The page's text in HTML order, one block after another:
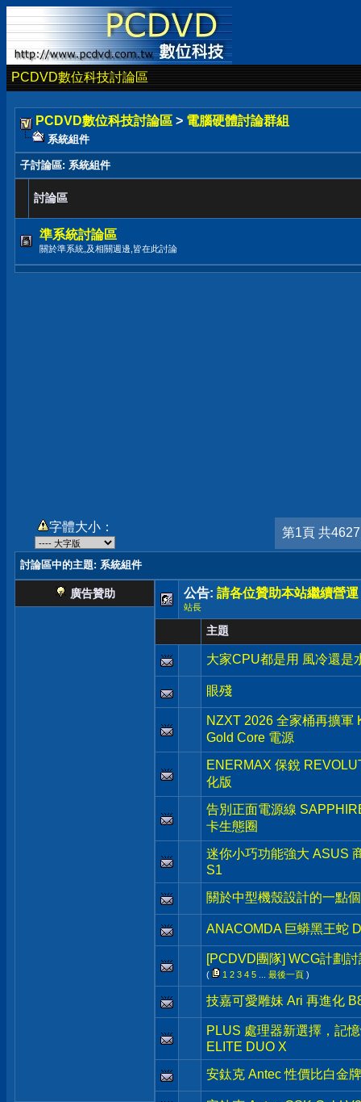
PCDVD數位科技討論區
PCDVD數位科技討論區 > 電腦硬體討論群組
系統組件
子討論區: 系統組件
討論區
準系統討論區
關於準系統,及相關週邊,皆在此討論
字體大小： 第1頁 共
討論區中的主題: 系統組件
廣告贊助 公告: 請各位贊助本站繼續營運
站長
主題
大家CPU都是用 風冷還是
眼殘
NZXT 2026 全家桶再擴軍
Gold Core 電源
ENERMAX 保銳
化版
告別正面電源線
卡生態圈
迷你小巧功能強大 ASUS
S1
關於中型機殼設計的一點
ANACOMDA 巨蟒黑王蛇
[PCDVD團隊] WCG計劃
( 1 2 3 4 5 最後一頁 )
技嘉可愛雕妹 Ari 再進化
PLUS 處理器新選擇，記
ELITE DUO X
安鈦克 Antec 性價比白金